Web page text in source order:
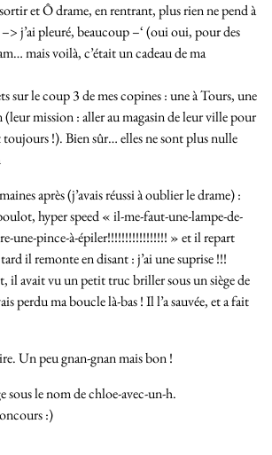
et Ô drame, en rentrant, plus rien ne pend à
j’ai pleuré, beaucoup –‘ (oui oui, pour des
mais voilà, c’était un cadeau de ma
sur le coup 3 de mes copines : une à Tours, une
(leur mission : aller au magasin de leur ville pour
!). Bien sûr… elles ne sont plus nulle
après (j’avais réussi à oublier le drame) :
hyper speed « il-me-faut-une-lampe-de-
une-pince-à-épiler!!!!!!!!!!!!!!!!! » et il repart
il remonte en disant : j’ai une suprise !!!
il avait vu un petit truc briller sous un siège de
perdu ma boucle là-bas ! Il l’a sauvée, et a fait
Un peu gnan-gnan mais bon !
sous le nom de chloe-avec-un-h.
:)